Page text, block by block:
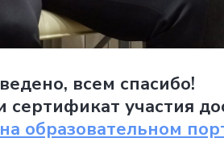
всем спасибо!
сертификат участия
образовательном